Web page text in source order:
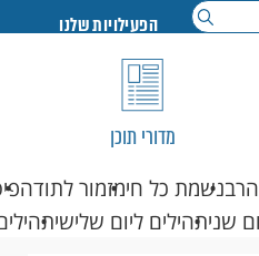
הפעילויות שלנו
מדורי תוכן
נשמת כל חימזמור לתודה
שניתהילים ליום שלישי